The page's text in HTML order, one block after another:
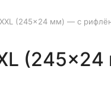
(245×24 мм) — с